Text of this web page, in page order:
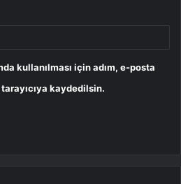
kullanılması için adım, e-posta
kaydedilsin.